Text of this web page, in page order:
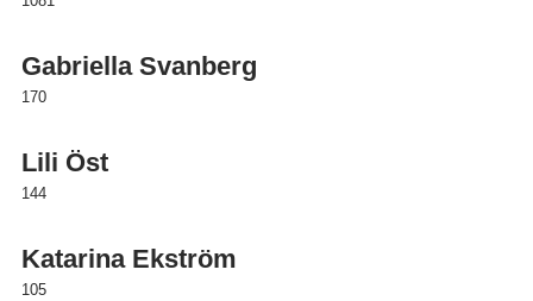
Gabriella Svanberg
170
Lili Öst
144
Katarina Ekström
105